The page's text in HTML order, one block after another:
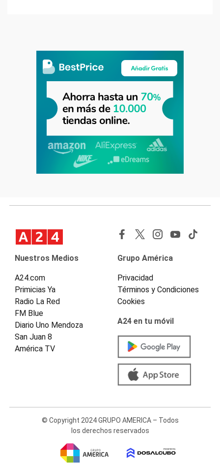
Nuestros Medios
A24.com
Primicias Ya
Radio La Red
FM Blue
Diario Uno Mendoza
San Juan 8
América TV
Grupo América
Privacidad
Términos y Condiciones
Cookies
A24 en tu móvil
© Copyright 2024 GRUPO AMERICA – Todos
los derechos reservados